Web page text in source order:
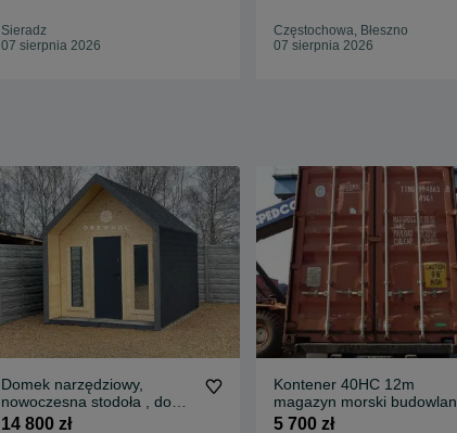
Sieradz
07 sierpnia 2026
Częstochowa, Błeszno
07 sierpnia 2026
Domek narzędziowy,
nowoczesna stodoła , domki
/ domek nowoczesny
14 800 zł
Kontener 40HC 12m
magazyn morski
5 700 zł